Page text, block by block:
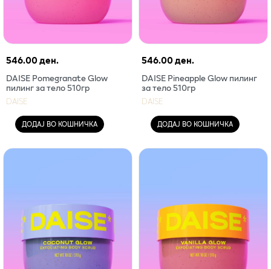
546.00 ден.
DAISE Pomegranate Glow
пилинг за тело 510гр
DAISE
ДОДАЈ ВО КОШНИЧКА
546.00 ден.
DAISE Pineapple Glow пилинг
за тело 510гр
DAISE
ДОДАЈ ВО КОШНИЧКА